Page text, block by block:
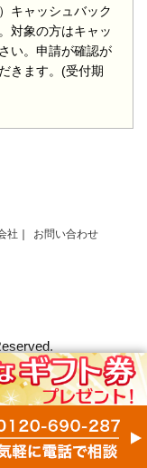
キャッシュバック
対象の方はキャッ
い。申請が確認が
きます。(受付期
社 お問い合わせ